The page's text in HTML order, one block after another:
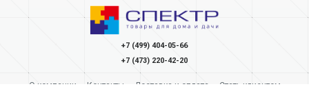
+7 (499) 404-05-66
+7 (473) 220-42-20
О компании Контакты Доставка и оплата Стать клиентом